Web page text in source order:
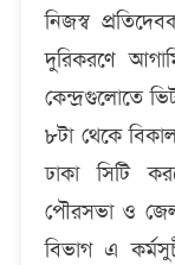
নিজস্ব
দুরিকরণে
কেন্দ্রগুলোতে
৮টা থেকে
ঢাকা সিটি
পৌরসভা ও
বিভাগ এ